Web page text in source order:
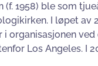
(f. 1958) ble som
I løpet av
i organisasjonen
Los Angeles. I